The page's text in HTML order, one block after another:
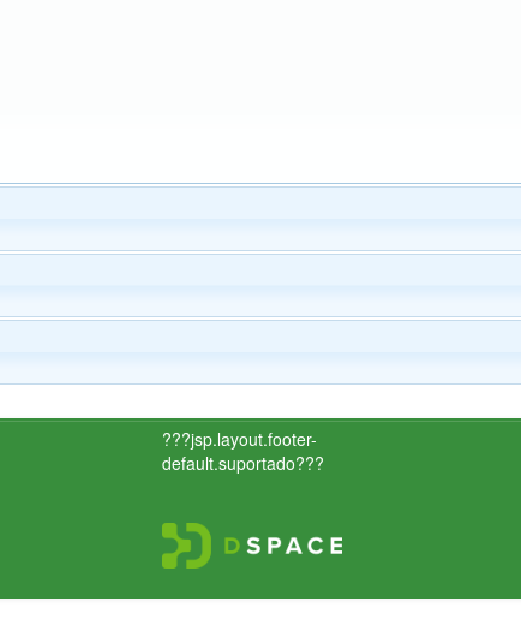
???jsp.layout.footer-
default.suportado???